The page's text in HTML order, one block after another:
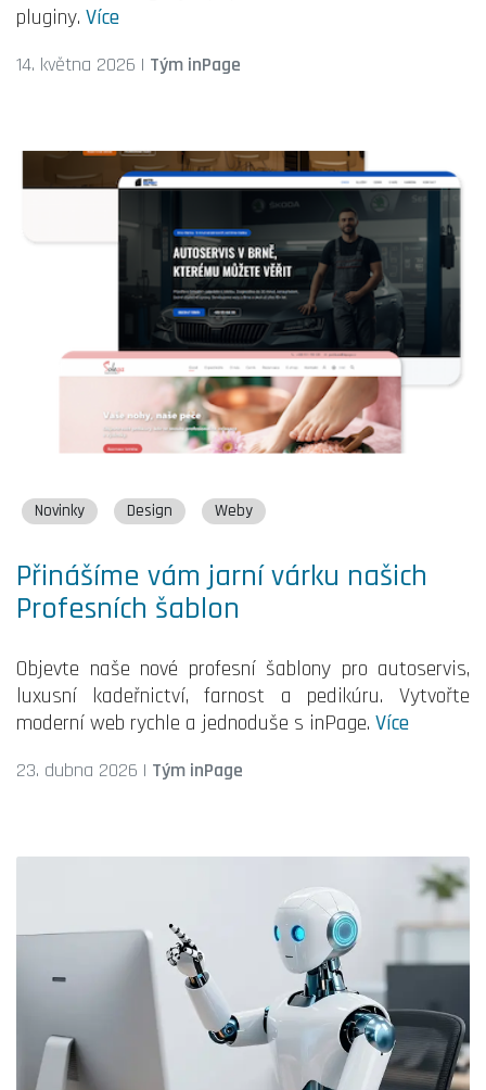
pluginy. Více
14. května 2026 | Tým inPage
Novinky Design Weby
Přinášíme vám jarní várku našich
Profesních šablon
Objevte naše nové profesní šablony pro autoservis,
luxusní kadeřnictví, farnost a pedikúru. Vytvořte
moderní web rychle a jednoduše s inPage. Více
23. dubna 2026 | Tým inPage